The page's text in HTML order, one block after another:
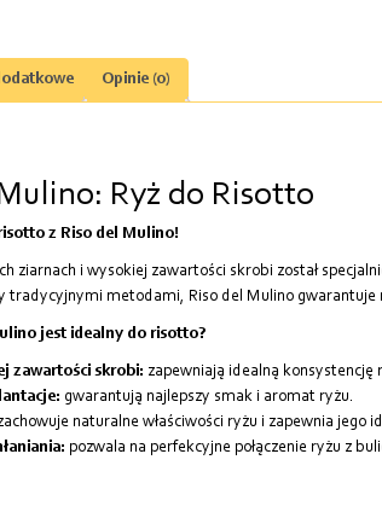
Opinie (0)
Ryż do Risotto
z Riso del Mulino!
ziarnach i wysokiej zawartości skrobi został
tradycyjnymi metodami, Riso del Mulino gwarantuje
jest idealny do risotto?
zawartości skrobi: zapewniają idealną
gwarantują najlepszy smak i aromat ryżu.
naturalne właściwości ryżu i zapewnia jego
pozwala na perfekcyjne połączenie ryżu z